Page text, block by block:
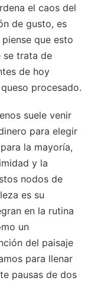
el caos del
de gusto, es
que esto
se trata de
de hoy
procesado.
suele venir
para elegir
la mayoría,
y la
nodos de
es su
en la rutina
un
del paisaje
para llenar
pausas de dos